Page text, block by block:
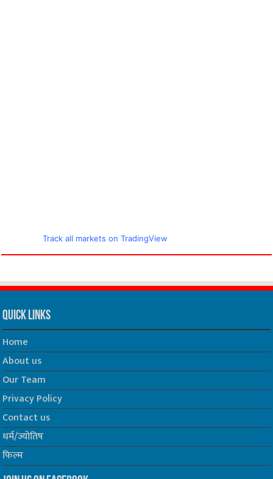
Track all markets on TradingView
Quick Links
Home
About us
Our Team
Privacy Policy
Contact us
धर्म/ज्योतिष
फिल्म